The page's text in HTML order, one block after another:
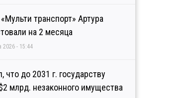
транспорт» Артура
на 2 месяца
2026 - 15:44
что до 2031 г. государству
млрд. незаконного имущества